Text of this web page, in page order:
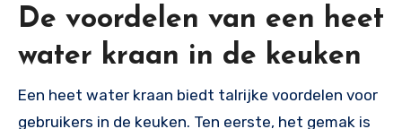
De voordelen van een heet
water kraan in de keuken
Een heet water kraan biedt talrijke voordelen voor
gebruikers in de keuken. Ten eerste, het gemak is